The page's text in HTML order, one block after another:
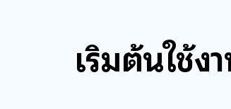
เริ่มต้นใช้ง